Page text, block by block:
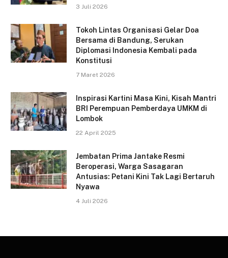
3 Juli 2026
Tokoh Lintas Organisasi Gelar Doa
Bersama di Bandung, Serukan
Diplomasi Indonesia Kembali pada
Konstitusi
7 Maret 2026
Inspirasi Kartini Masa Kini, Kisah Mantri
BRI Perempuan Pemberdaya UMKM di
Lombok
22 April 2025
Jembatan Prima Jantake Resmi
Beroperasi, Warga Sasagaran
Antusias: Petani Kini Tak Lagi Bertaruh
Nyawa
4 Juli 2026